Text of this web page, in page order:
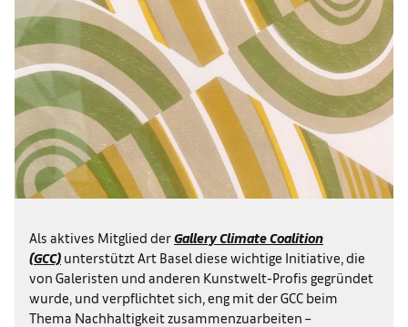
Als aktives Mitglied derGallery Climate Coalition
(GCC) unterstützt Art Basel diese wichtige Initiative, die
von Galeristen und anderen Kunstwelt-Profis gegründet
wurde, und verpflichtet sich, eng mit der GCC beim
Thema Nachhaltigkeit zusammenzuarbeiten –